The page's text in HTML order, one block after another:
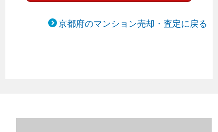
京都府のマンション売却・査定に戻る